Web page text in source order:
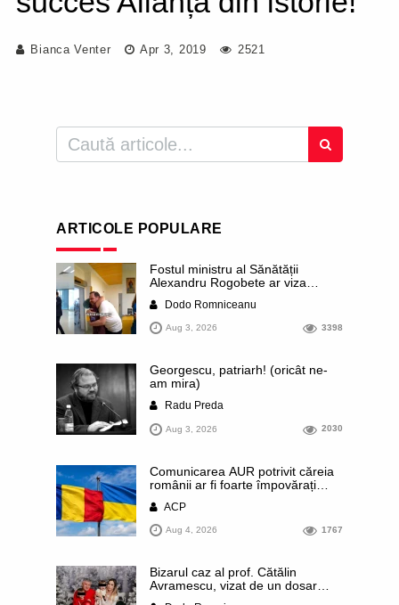
Bianca Venter Apr 3, 2019 2521
ARTICOLE POPULARE
Fostul ministru al Sănătății
Alexandru Rogobete ar viza
al orașului Timișoara. Pesedistul
publică imagini demne de Coreea
de Nord cu femei din Timișoara
Dodo Romniceanu
Aug 3, 2026 3398
Georgescu, patriarh! (oricât ne-
am mira)
Radu Preda
Aug 3, 2026 2030
Comunicarea AUR potrivit căreia
românii ar fi foarte împovărați
acordat Ucrainei este contrazisă
chiar de un articol publicat de
presa rusă. Datele prezentate
printre statele europene cu cele
mai mici contribuții pe cap de
locuitor
ACP
Aug 4, 2026 1767
Bizarul caz al prof. Cătălin
Avramescu, vizat de un dosar